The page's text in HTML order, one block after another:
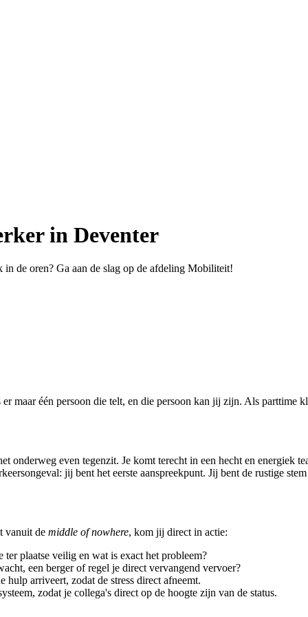
in Deventer
de oren? Ga aan de slag op de afdeling Mobiliteit!
maar één persoon die telt, en die persoon kan jij zijn. Als parttime
onderweg even tegenzit. Je komt terecht in een hecht en energiek
jij bent het eerste aanspreekpunt. Jij bent de rustige
vanuit de middle of nowhere, kom jij direct in actie:
ter plaatse veilig en wat is exact het probleem?
een berger of regel je direct vervangend vervoer?
hulp arriveert, zodat de stress direct afneemt.
zodat je collega's direct op de hoogte zijn van de status.